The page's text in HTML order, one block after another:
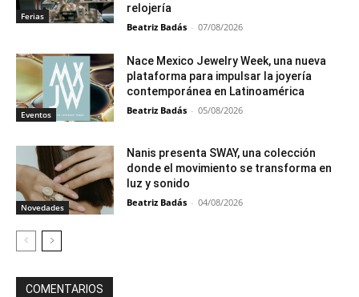
Ferias
relojería
Beatriz Badás - 07/08/2026
Eventos
Nace Mexico Jewelry Week, una nueva
plataforma para impulsar la joyería
contemporánea en Latinoamérica
Beatriz Badás - 05/08/2026
Novedades
Nanis presenta SWAY, una colección
donde el movimiento se transforma en
luz y sonido
Beatriz Badás - 04/08/2026
COMENTARIOS